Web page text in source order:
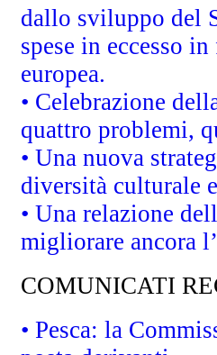
dallo sviluppo del
spese in eccesso
europea.
• Celebrazione
quattro problemi,
• Una nuova
diversità culturale
• Una relazione
migliorare ancora
COMUNICATI
• Pesca: la